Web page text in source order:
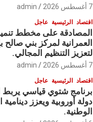
7 أغسطس 2026 admin
اقتصاد الرئيسية عاجل
المصادقة على مخطط
العمرانية لمركز بني
لتعزيز التنظيم المجالي.
7 أغسطس 2026 admin
اقتصاد الرئيسية عاجل
دولة أوروبية ويعزز دينامية
الوطنية.